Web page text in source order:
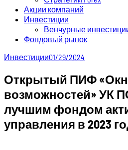
Акции компаний
Инвестиции
Венчурные
Фондовый рынок
Инвестиции01/29/2024
Открытый ПИФ
возможностей» УК
лучшим фондом
управления в 2023